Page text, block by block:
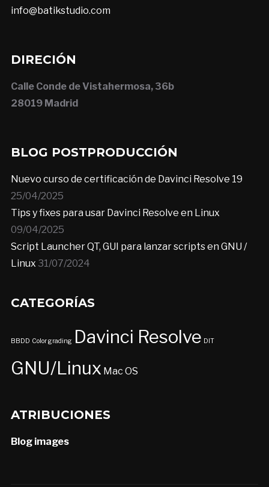
info@batikstudio.com
DIRECIÓN
Calle Conde de Vistahermosa, 36b
28019 Madrid
BLOG POSTPRODUCCIÓN
Nuevo curso de certificación de Davinci Resolve 19
25/04/2025
Tips y fixes para usar Davinci Resolve en Linux
09/04/2025
Script Launcher QT, GUI para lanzar scripts en GNU /
Linux 31/07/2024
CATEGORÍAS
BBDD Color grading Davinci Resolve DIT
GNU/Linux Mac OS
ATRIBUCIONES
Blog images